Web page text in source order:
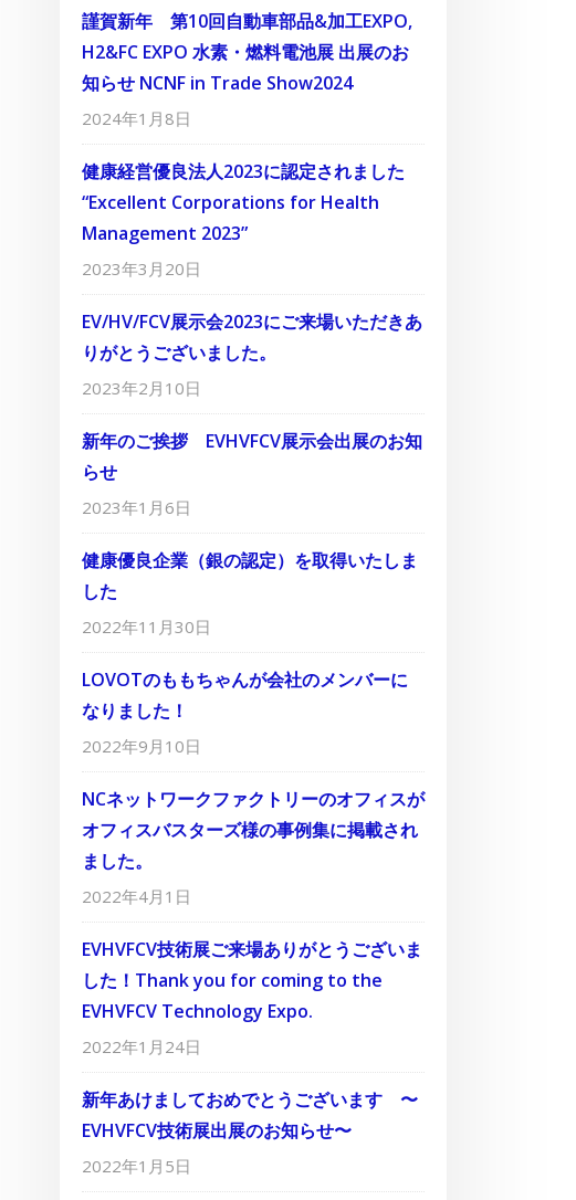
謹賀新年 第10回自動車部品&加工EXPO,
H2&FC EXPO 水素・燃料電池展 出展のお
知らせ NCNF in Trade Show2024
2024年1月8日
健康経営優良法人2023に認定されました
“Excellent Corporations for Health
Management 2023”
2023年3月20日
EV/HV/FCV展示会2023にご来場いただきあ
りがとうございました。
2023年2月10日
新年のご挨拶 EVHVFCV展示会出展のお知
らせ
2023年1月6日
健康優良企業（銀の認定）を取得いたしま
した
2022年11月30日
LOVOTのももちゃんが会社のメンバーに
なりました！
2022年9月10日
NCネットワークファクトリーのオフィスが
オフィスバスターズ様の事例集に掲載され
ました。
2022年4月1日
EVHVFCV技術展ご来場ありがとうございま
した！Thank you for coming to the
EVHVFCV Technology Expo.
2022年1月24日
新年あけましておめでとうございます 〜
EVHVFCV技術展出展のお知らせ〜
2022年1月5日